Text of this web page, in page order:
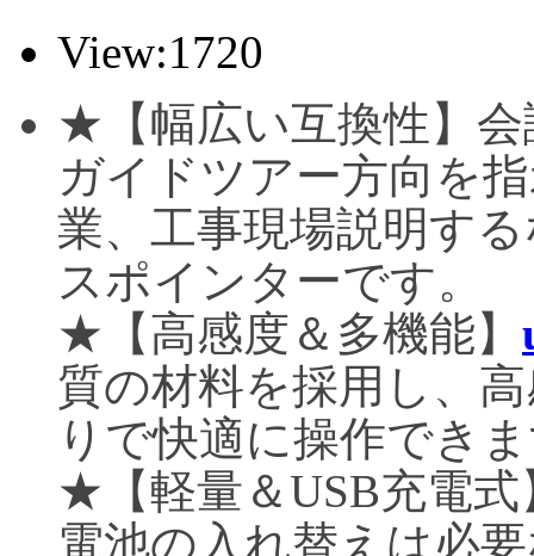
View:1720
★【幅広い互換性】
ガイドツアー方向を
業、工事現場説明す
スポインターです。
★【高感度＆多機能】
質の材料を採用し、
りで快適に操作でき
★【軽量＆USB充電
電池の入れ替えは必